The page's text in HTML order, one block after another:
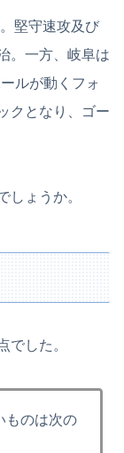
堅守速攻及び
。一方、岐阜は
ルが動くフォ
クとなり、ゴー
しょうか。
でした。
ものは次の